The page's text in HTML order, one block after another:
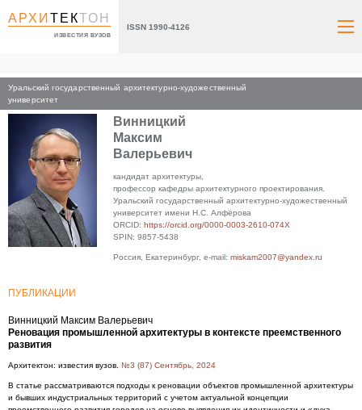
АРХИТЕКТОН
ИЗВЕСТИЯ ВУЗОВ
ISSN 1990-4126
Уральский государственный архитектурно-художественный
университет
Главная
Винницкий
Максим
Валерьевич
кандидат архитектуры,
профессор кафедры архитектурного проектирования.
Уральский государственный архитектурно-художественный
университет имени Н.С. Алфёрова
ORCID: https://orcid.org/0000-0003-2610-074X
SPIN: 9857-5438
Россия, Екатеринбург, e-mail: miskam2007@yandex.ru
ПУБЛИКАЦИИ
Винницкий Максим Валерьевич
Реновация промышленной архитектуры в контексте преемственного
развития
Архитектон: известия вузов. №3 (87) Сентябрь, 2024
В статье рассматриваются подходы к реновации объектов промышленной архитектуры
и бывших индустриальных территорий с учетом актуальной концепции